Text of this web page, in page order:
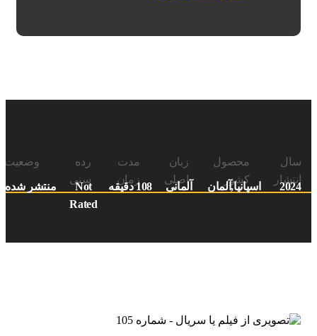
سال
انتشار
2024
محصول
کشور
اسپانیا,آلمان
زبان
اصلی
آلمانی
مدت
زمان
108 دقیقه
رده
سنی
Not
Rated
وضعیت
منتشر شده